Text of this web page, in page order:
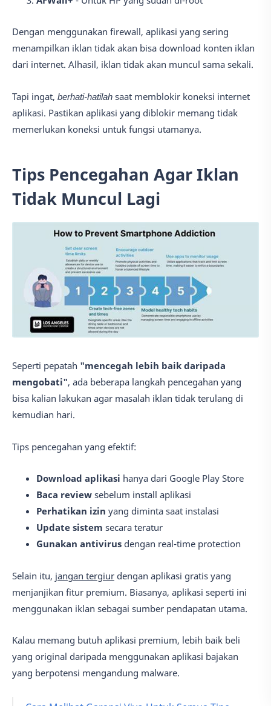
Dengan menggunakan firewall, aplikasi yang sering
menampilkan iklan tidak akan bisa download konten iklan
dari internet. Alhasil, iklan tidak akan muncul sama sekali.
Tapi ingat, berhati-hatilah saat memblokir koneksi internet
aplikasi. Pastikan aplikasi yang diblokir memang tidak
memerlukan koneksi untuk fungsi utamanya.
Tips Pencegahan Agar Iklan
Tidak Muncul Lagi
Seperti pepatah "mencegah lebih baik daripada
mengobati", ada beberapa langkah pencegahan yang
bisa kalian lakukan agar masalah iklan tidak terulang di
kemudian hari.
Tips pencegahan yang efektif:
Download aplikasi hanya dari Google Play Store
Baca review sebelum install aplikasi
Perhatikan izin yang diminta saat instalasi
Update sistem secara teratur
Gunakan antivirus dengan real-time protection
Selain itu, jangan tergiur dengan aplikasi gratis yang
menjanjikan fitur premium. Biasanya, aplikasi seperti ini
menggunakan iklan sebagai sumber pendapatan utama.
Kalau memang butuh aplikasi premium, lebih baik beli
yang original daripada menggunakan aplikasi bajakan
yang berpotensi mengandung malware.